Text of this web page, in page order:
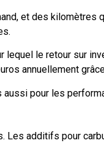
et des kilomètres
lequel le retour sur
annuellement
aussi pour les
additifs pour